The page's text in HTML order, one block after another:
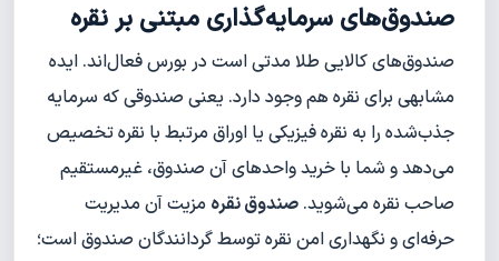
صندوق‌های سرمایه‌گذاری مبتنی بر نقره
صندوق‌های کالایی طلا مدتی است در بورس فعال‌اند. ایده
مشابهی برای نقره هم وجود دارد. یعنی صندوقی که سرمایه
جذب‌شده را به نقره فیزیکی یا اوراق مرتبط با نقره تخصیص
می‌دهد و شما با خرید واحدهای آن صندوق، غیرمستقیم
صاحب نقره می‌شوید. صندوق نقره مزیت آن مدیریت
حرفه‌ای و نگهداری امن نقره توسط گردانندگان صندوق است؛